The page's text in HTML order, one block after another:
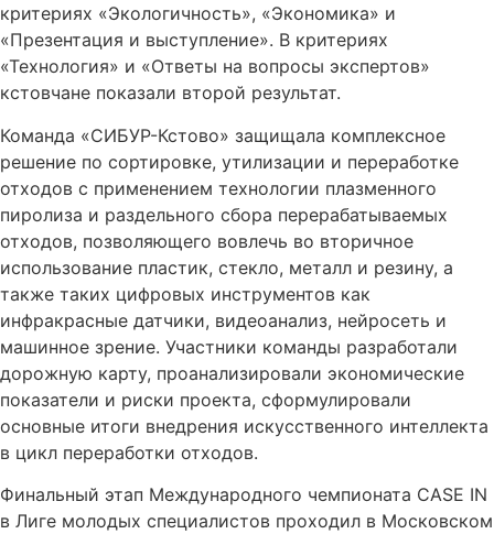
критериях «Экологичность», «Экономика» и
«Презентация и выступление». В критериях
«Технология» и «Ответы на вопросы экспертов»
кстовчане показали второй результат.
Команда «СИБУР-Кстово» защищала комплексное
решение по сортировке, утилизации и переработке
отходов с применением технологии плазменного
пиролиза и раздельного сбора перерабатываемых
отходов, позволяющего вовлечь во вторичное
использование пластик, стекло, металл и резину, а
также таких цифровых инструментов как
инфракрасные датчики, видеоанализ, нейросеть и
машинное зрение. Участники команды разработали
дорожную карту, проанализировали экономические
показатели и риски проекта, сформулировали
основные итоги внедрения искусственного интеллекта
в цикл переработки отходов.
Финальный этап Международного чемпионата CASE IN
в Лиге молодых специалистов проходил в Московском